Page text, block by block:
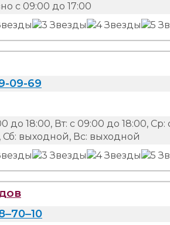
с 09:00 до 17:00
09-69
до 18:00, Вт: с 09:00 до 18:00,
Сб: выходной, Вс: выходной